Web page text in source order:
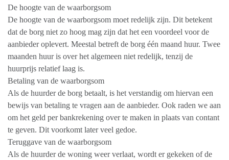
De hoogte van de waarborgsom
De hoogte van de waarborgsom moet redelijk zijn. Dit betekent
dat de borg niet zo hoog mag zijn dat het een voordeel voor de
aanbieder oplevert. Meestal betreft de borg één maand huur. Twee
maanden huur is over het algemeen niet redelijk, tenzij de
huurprijs relatief laag is.
Betaling van de waarborgsom
Als de huurder de borg betaalt, is het verstandig om hiervan een
bewijs van betaling te vragen aan de aanbieder. Ook raden we aan
om het geld per bankrekening over te maken in plaats van contant
te geven. Dit voorkomt later veel gedoe.
Teruggave van de waarborgsom
Als de huurder de woning weer verlaat, wordt er gekeken of de